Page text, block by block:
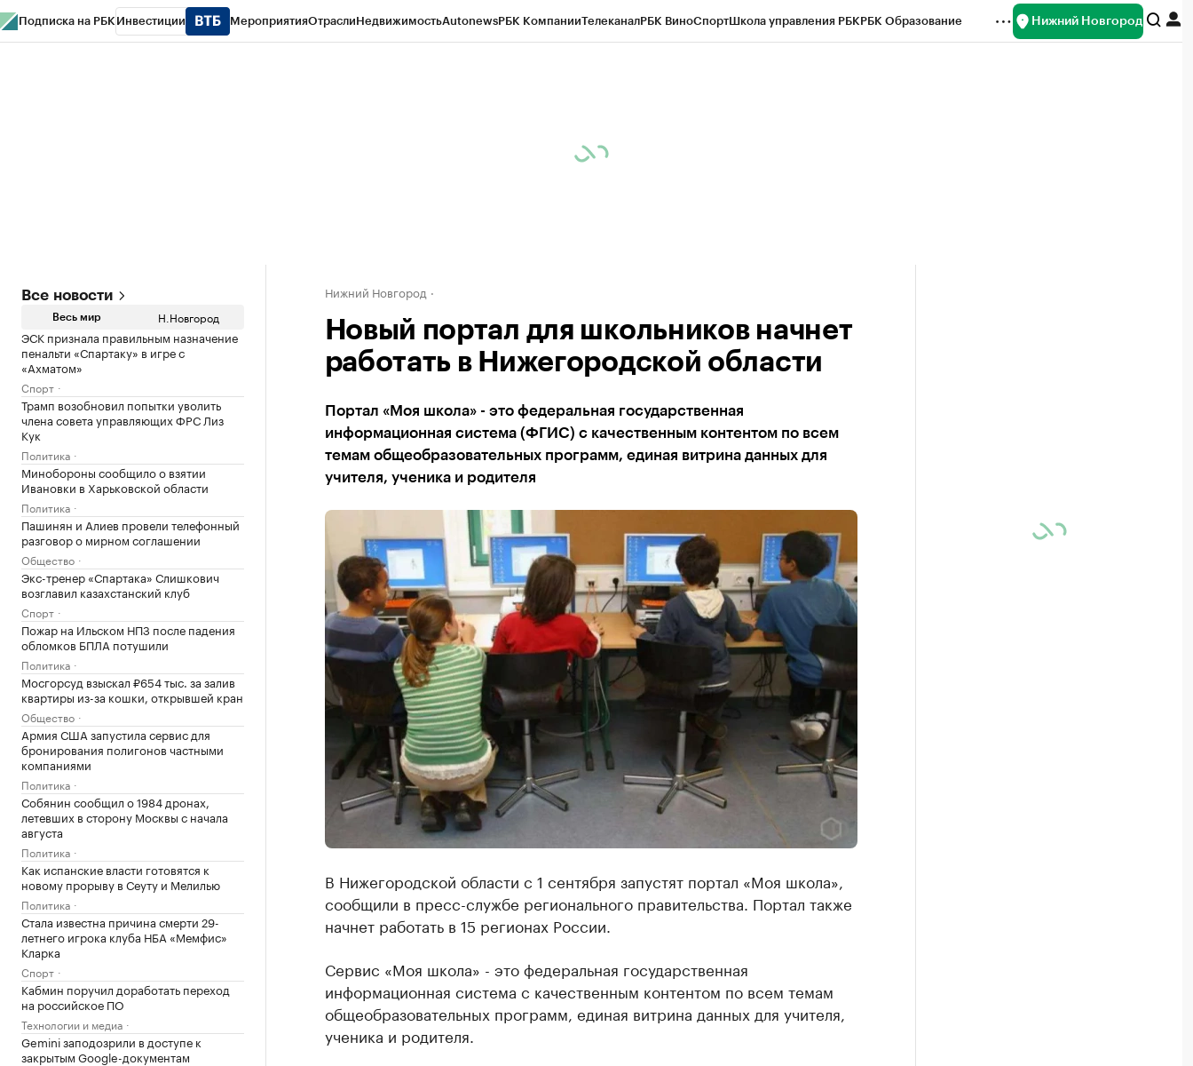
Подписка на РБК Инвестиции МероприятияОтраслиНедвижимостьAutonewsРБК КомпанииТелеканалРБК ВиноСпортШкола управления РБКРБК Образование Нижний Новгород
Все новости
Весь мир Н.Новгород
ЭСК признала правильным назначение
пенальти «Спартаку» в игре с
«Ахматом»
Спорт
Трамп возобновил попытки уволить
члена совета управляющих ФРС Лиз
Кук
Политика
Минобороны сообщило о взятии
Ивановки в Харьковской области
Политика
Пашинян и Алиев провели телефонный
разговор о мирном соглашении
Общество
Экс-тренер «Спартака» Слишкович
возглавил казахстанский клуб
Спорт
Пожар на Ильском НПЗ после падения
обломков БПЛА потушили
Политика
Мосгорсуд взыскал ₽654 тыс. за залив
квартиры из-за кошки, открывшей кран
Общество
Армия США запустила сервис для
бронирования полигонов частными
компаниями
Политика
Собянин сообщил о 1984 дронах,
летевших в сторону Москвы с начала
августа
Политика
Как испанские власти готовятся к
новому прорыву в Сеуту и Мелилью
Политика
Стала известна причина смерти 29-
летнего игрока клуба НБА «Мемфис»
Кларка
Спорт
Кабмин поручил доработать переход
на российское ПО
Технологии и медиа
Gemini заподозрили в доступе к
закрытым Google-документам
Нижний Новгород
Новый портал для школьников начнет
работать в Нижегородской области
Портал «Моя школа» - это федеральная государственная
информационная система (ФГИС) с качественным контентом по всем
темам общеобразовательных программ, единая витрина данных для
учителя, ученика и родителя
В Нижегородской области с 1 сентября запустят портал «Моя школа»,
сообщили в пресс-службе регионального правительства. Портал также
начнет работать в 15 регионах России.
Сервис «Моя школа» - это федеральная государственная
информационная система с качественным контентом по всем темам
общеобразовательных программ, единая витрина данных для учителя,
ученика и родителя.